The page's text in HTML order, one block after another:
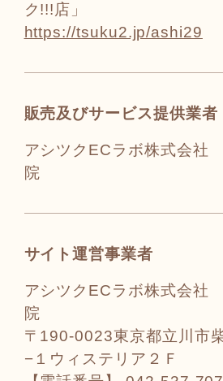
ク!!!店」
https://tsuku2.jp/ashi29
販売及びサービス提供業者
アシツクECラボ株式会社
院
サイト運営事業者
アシツクECラボ株式会社
院
〒190-0023東京都立川市
−１ウィステリア２Ｆ